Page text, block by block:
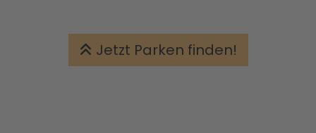
Jetzt Parken finden!